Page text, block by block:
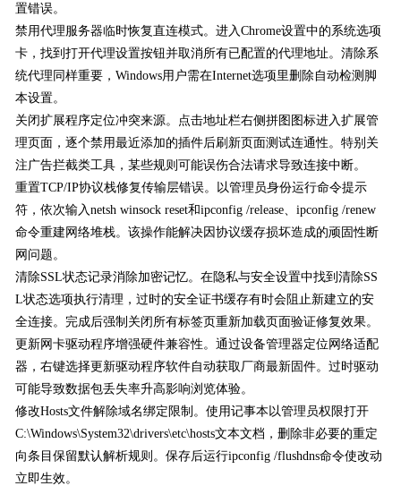
置错误。
禁用代理服务器临时恢复直连模式。进入Chrome设置中的系统选项
卡，找到打开代理设置按钮并取消所有已配置的代理地址。清除系
统代理同样重要，Windows用户需在Internet选项里删除自动检测脚
本设置。
关闭扩展程序定位冲突来源。点击地址栏右侧拼图图标进入扩展管
理页面，逐个禁用最近添加的插件后刷新页面测试连通性。特别关
注广告拦截类工具，某些规则可能误伤合法请求导致连接中断。
重置TCP/IP协议栈修复传输层错误。以管理员身份运行命令提示
符，依次输入netsh winsock reset和ipconfig /release、ipconfig /renew
命令重建网络堆栈。该操作能解决因协议缓存损坏造成的顽固性断
网问题。
清除SSL状态记录消除加密记忆。在隐私与安全设置中找到清除SS
L状态选项执行清理，过时的安全证书缓存有时会阻止新建立的安
全连接。完成后强制关闭所有标签页重新加载页面验证修复效果。
更新网卡驱动程序增强硬件兼容性。通过设备管理器定位网络适配
器，右键选择更新驱动程序软件自动获取厂商最新固件。过时驱动
可能导致数据包丢失率升高影响浏览体验。
修改Hosts文件解除域名绑定限制。使用记事本以管理员权限打开
C:\Windows\System32\drivers\etc\hosts文本文档，删除非必要的重定
向条目保留默认解析规则。保存后运行ipconfig /flushdns命令使改动
立即生效。